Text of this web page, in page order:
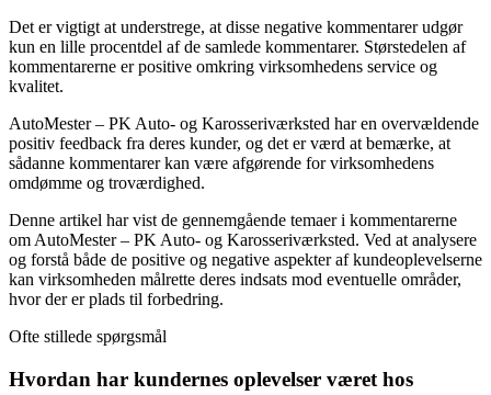
Det er vigtigt at understrege, at disse negative kommentarer udgør
kun en lille procentdel af de samlede kommentarer. Størstedelen af
kommentarerne er positive omkring virksomhedens service og
kvalitet.
AutoMester – PK Auto- og Karosseriværksted har en overvældende
positiv feedback fra deres kunder, og det er værd at bemærke, at
sådanne kommentarer kan være afgørende for virksomhedens
omdømme og troværdighed.
Denne artikel har vist de gennemgående temaer i kommentarerne
om AutoMester – PK Auto- og Karosseriværksted. Ved at analysere
og forstå både de positive og negative aspekter af kundeoplevelserne
kan virksomheden målrette deres indsats mod eventuelle områder,
hvor der er plads til forbedring.
Ofte stillede spørgsmål
Hvordan har kundernes oplevelser været hos